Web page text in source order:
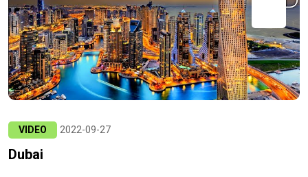
VIDEO 2022-09-27
Dubai